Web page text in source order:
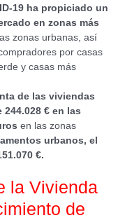
19 ha propiciado un
en zonas más
zonas urbanas, así
por casas
y casas más
de las viviendas
€ en las
en las zonas
urbanos, el
€.
la Vivienda
de